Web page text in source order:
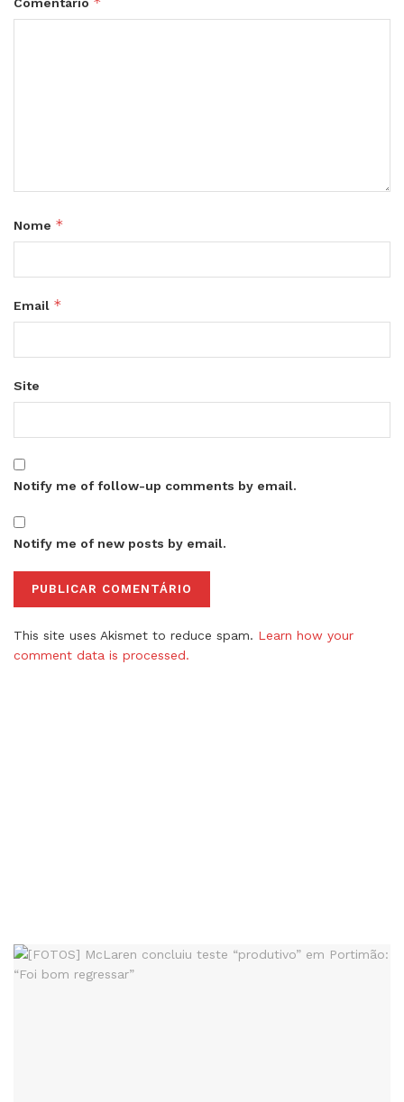
Nome *
Email *
Site
Notify me of follow-up comments by email.
Notify me of new posts by email.
This site uses Akismet to reduce spam. Learn how your
comment data is processed.